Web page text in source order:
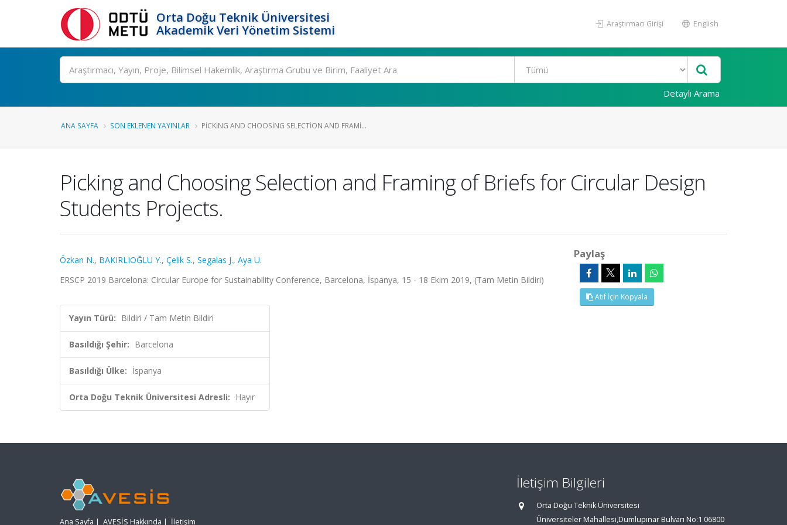
Orta Doğu Teknik Üniversitesi
Akademik Veri Yönetim Sistemi
Araştırmacı Girişi English
Ara
Detaylı Arama
ANA SAYFA SON EKLENEN YAYINLAR PICKING AND CHOOSING SELECTION AND FRAMI...
Picking and Choosing Selection and Framing of Briefs for Circular Design
Students Projects.
Özkan N., BAKIRLIOĞLU Y., Çelik S., Segalas J., Aya U.
ERSCP 2019 Barcelona: Circular Europe for Sustainability Conference, Barcelona, İspanya, 15 - 18 Ekim 2019, (Tam Metin Bildiri)
Yayın Türü: Bildiri / Tam Metin Bildiri
Basıldığı Şehir: Barcelona
Basıldığı Ülke: İspanya
Orta Doğu Teknik Üniversitesi Adresli: Hayır
Paylaş
Atıf İçin Kopyala
Ana Sayfa | AVESİS Hakkında | İletişim
İletişim Bilgileri
Orta Doğu Teknik Üniversitesi
Üniversiteler Mahallesi,Dumlupınar Bulvarı No:1 06800